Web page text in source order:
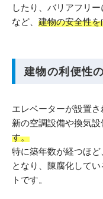
したり、バリアフリ
など、 建物の安全性
建物の利便性
エレベーターが設置
新の空調設備や換気設
す。
特に築年数が経つほ
となり、陳腐化して
トです。